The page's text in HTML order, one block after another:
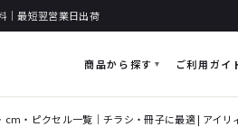
｜最短翌営業日出荷
商品から探す ご利用ガイ
・ピクセル一覧｜チラシ・冊子に最適 | アイリ